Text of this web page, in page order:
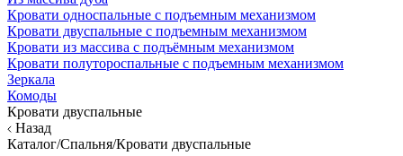
Кровати односпальные с подъемным механизмом
Кровати двуспальные с подъемным механизмом
Кровати из массива с подъёмным механизмом
Кровати полутороспальные с подъемным механизмом
Зеркала
Комоды
Кровати двуспальные
Назад
Каталог/Спальня/Кровати двуспальные